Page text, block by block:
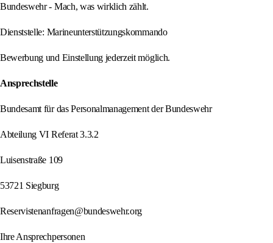
Bundeswehr - Mach, was wirklich zählt.
Dienststelle: Marineunterstützungskommando
Bewerbung und Einstellung jederzeit möglich.
Ansprechstelle
Bundesamt für das Personalmanagement der Bundeswehr
Abteilung VI Referat 3.3.2
Luisenstraße 109
53721 Siegburg
Reservistenanfragen@bundeswehr.org
Ihre Ansprechpersonen